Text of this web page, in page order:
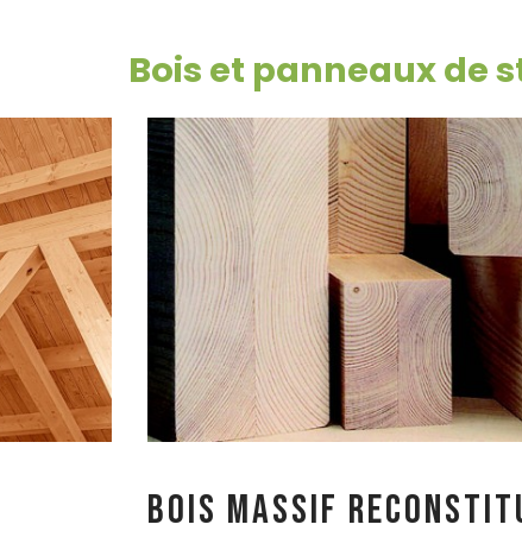
Bois et panneaux de
Bois massif